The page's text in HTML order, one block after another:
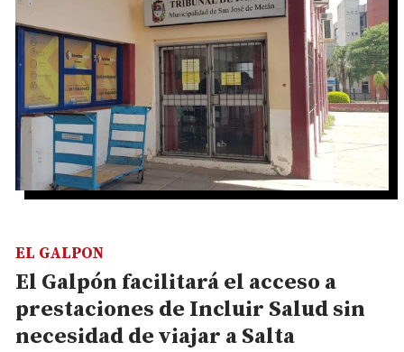
El Galpón facilitará el acceso a
prestaciones de Incluir Salud sin
necesidad de viajar a Salta
EL GALPON